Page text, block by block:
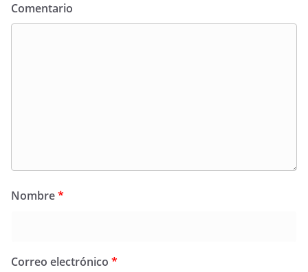
Comentario
Nombre*
Correo electrónico *